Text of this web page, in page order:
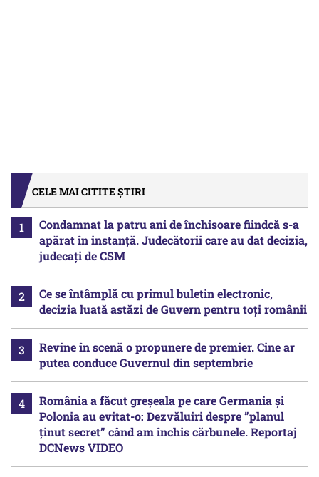
CELE MAI CITITE ȘTIRI
Condamnat la patru ani de închisoare fiindcă s-a
apărat în instanță. Judecătorii care au dat decizia,
judecați de CSM
Ce se întâmplă cu primul buletin electronic,
decizia luată astăzi de Guvern pentru toți românii
Revine în scenă o propunere de premier. Cine ar
putea conduce Guvernul din septembrie
România a făcut greșeala pe care Germania și
Polonia au evitat-o: Dezvăluiri despre ”planul
ținut secret” când am închis cărbunele. Reportaj
DCNews VIDEO